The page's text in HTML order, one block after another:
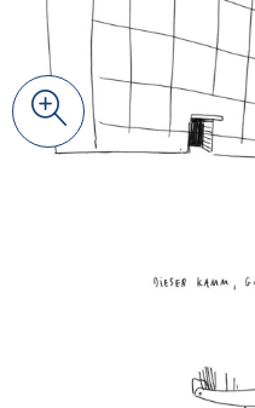
Zoom